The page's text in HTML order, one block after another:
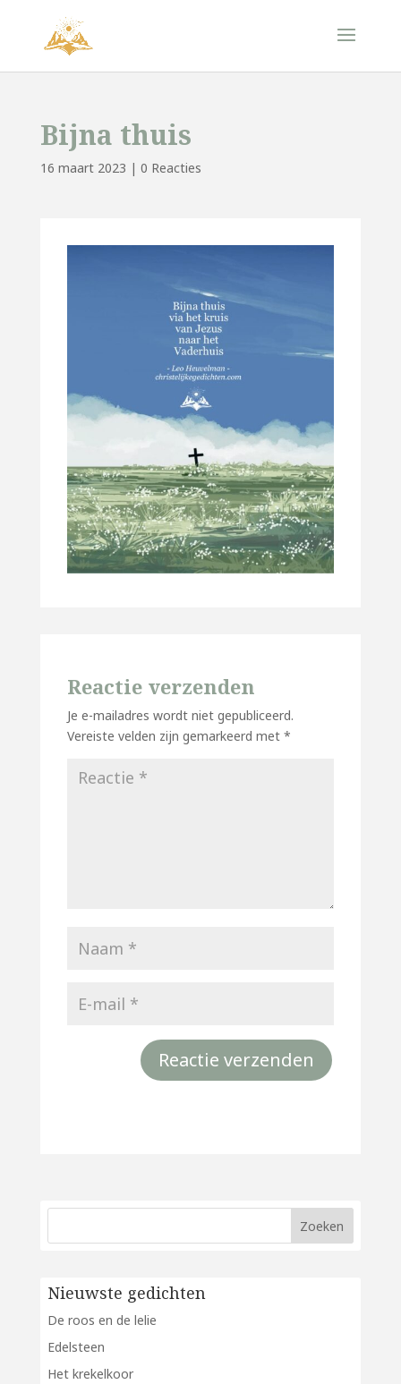
Bijna thuis
16 maart 2023 | 0 Reacties
Reactie verzenden
Je e-mailadres wordt niet gepubliceerd.
Vereiste velden zijn gemarkeerd met *
Nieuwste gedichten
De roos en de lelie
Edelsteen
Het krekelkoor